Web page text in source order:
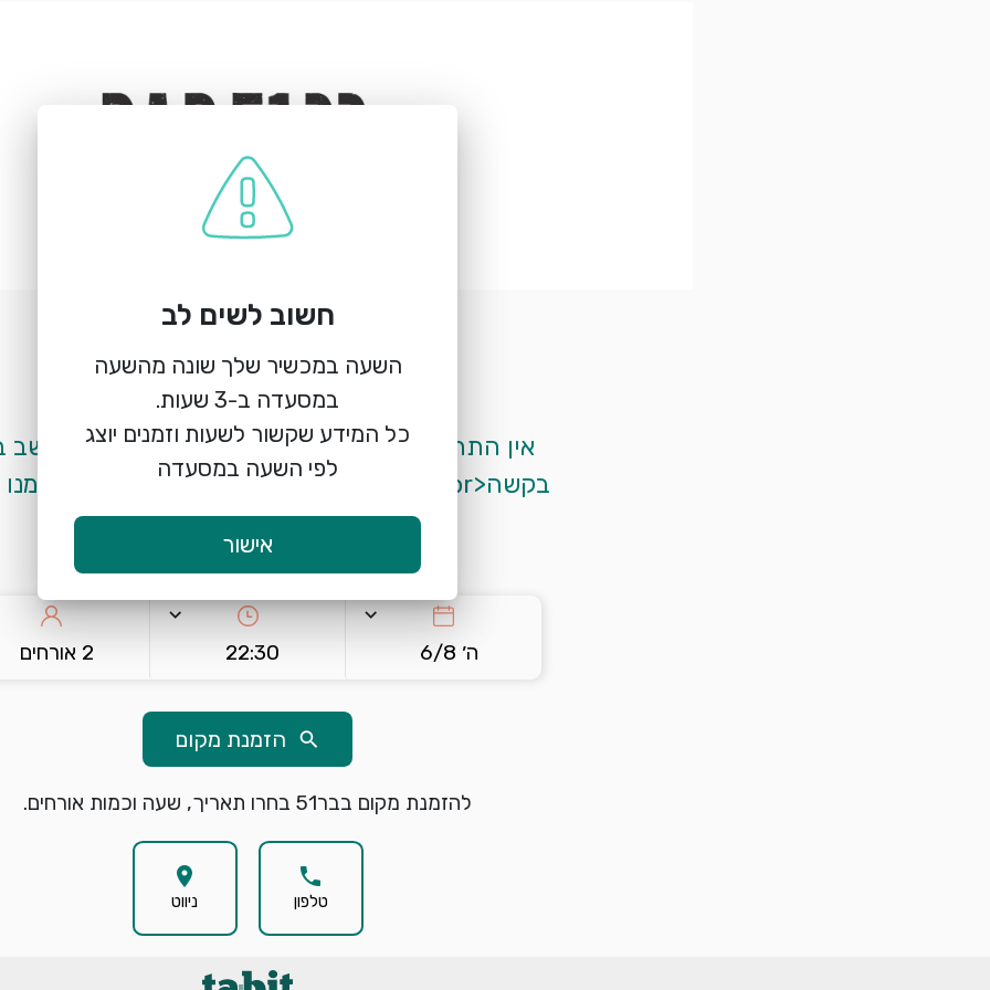
הזמנת מקום
בר51
הירקון 59, תל אביב
0542-073124
keyboard_arrow_down
ה׳ 6/8
keyboard_arrow_down
22:30 2 אורחים
search הזמנת מקום
להזמנת מקום בבר51 בחרו תאריך, שעה וכמות אורחים.
phone
טלפון
location_on
ניווט
חשוב לשים לב
השעה במכשיר שלך שונה מהשעה
כל המידע שקשור לשעות וזמנים יוצג
לפי השעה במסעדה
אישור